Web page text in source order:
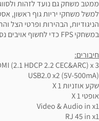
ממטב משחק גם נועד לזהות
למשל משחקי יריות גוף ראשון,
הניגודיות, הבהירות ופרטי
במשחקי FPS כדי לחשוף אויבים נסתרים.
חיבורים:
(2.1 HDCP 2.2 CEC&ARC) x 3
USB2.0 x2 (5V-500mA)
שקע אוזניות X 1
אופטי X 1
Video & Audio in x1
RJ 45 in x1